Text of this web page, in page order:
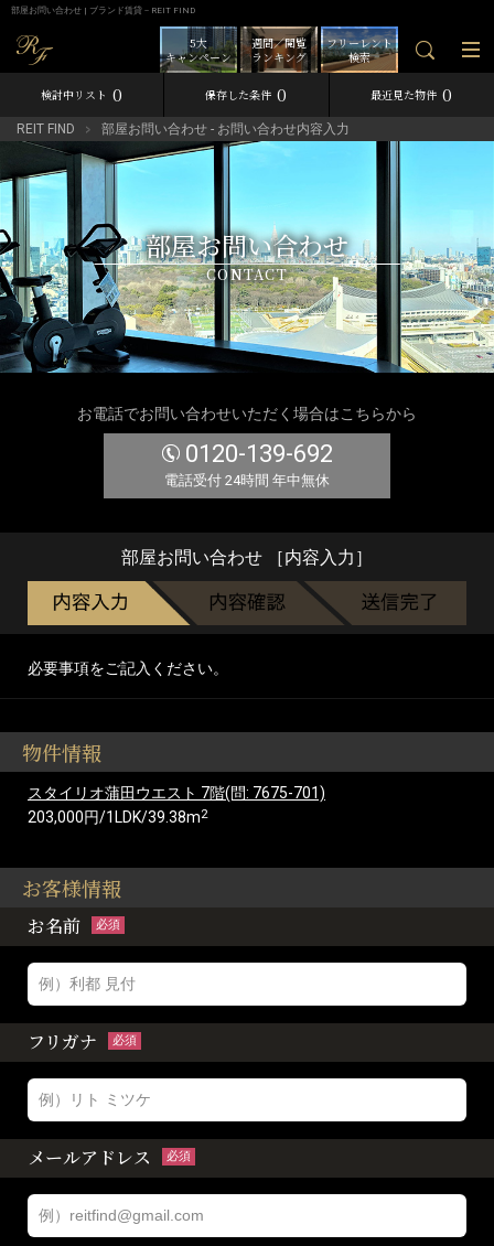
部屋お問い合わせ | ブランド賃貸－REIT FIND
フリーレント
検索
週間／閲覧
ランキング
5大
キャンペーン
検討中リスト 0 保存した条件 0 最近見た物件 0
REIT FIND 部屋お問い合わせ - お問い合わせ内容入力
部屋お問い合わせ
CONTACT
お電話でお問い合わせいただく場合はこちらから
0120-139-692
電話受付 24時間 年中無休
部屋お問い合わせ ［内容入力］
必要事項をご記入ください。
物件情報
スタイリオ蒲田ウエスト 7階(問: 7675-701)
203,000円/1LDK/39.38m2
お客様情報
お名前 必須
フリガナ 必須
メールアドレス 必須